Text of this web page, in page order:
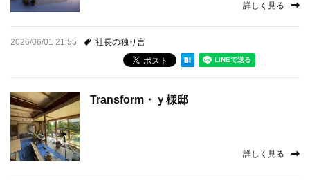
詳しく見る
2026/06/01 21:55 社長の独り言
Transform・ｙ様邸
詳しく見る